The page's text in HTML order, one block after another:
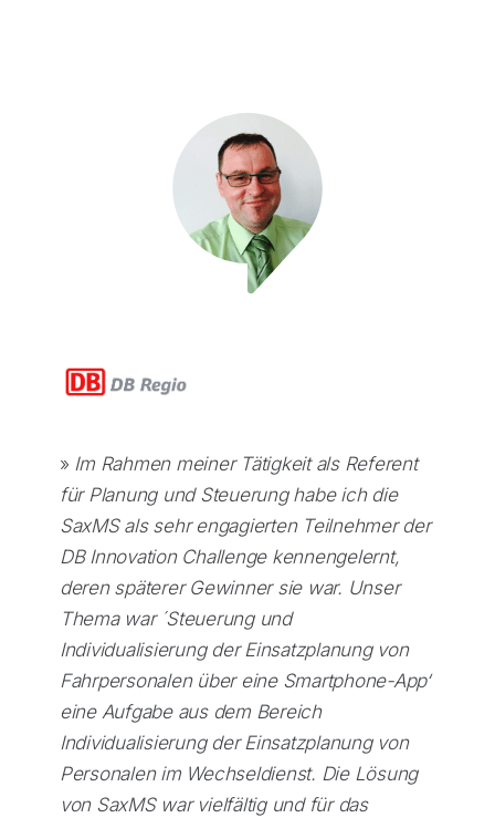
» Im Rahmen meiner Tätigkeit als Referent
für Planung und Steuerung habe ich die
SaxMS als sehr engagierten Teilnehmer der
DB Innovation Challenge kennengelernt,
deren späterer Gewinner sie war. Unser
Thema war ´Steuerung und
Individualisierung der Einsatzplanung von
Fahrpersonalen über eine Smartphone-App‘
eine Aufgabe aus dem Bereich
Individualisierung der Einsatzplanung von
Personalen im Wechseldienst. Die Lösung
von SaxMS war vielfältig und für das